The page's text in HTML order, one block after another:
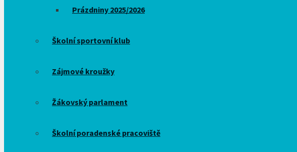
Prázdniny 2025/2026
Školní sportovní klub
Zájmové kroužky
Žákovský parlament
Školní poradenské pracoviště